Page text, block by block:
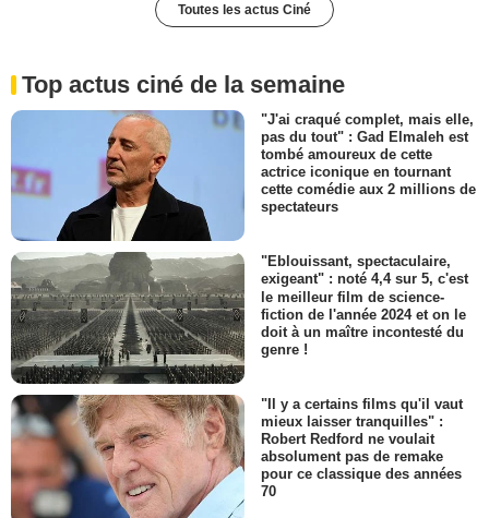
Toutes les actus Ciné
Top actus ciné de la semaine
"J'ai craqué complet, mais elle,
pas du tout" : Gad Elmaleh est
tombé amoureux de cette
actrice iconique en tournant
cette comédie aux 2 millions de
spectateurs
"Eblouissant, spectaculaire,
exigeant" : noté 4,4 sur 5, c'est
le meilleur film de science-
fiction de l'année 2024 et on le
doit à un maître incontesté du
genre !
"Il y a certains films qu'il vaut
mieux laisser tranquilles" :
Robert Redford ne voulait
absolument pas de remake
pour ce classique des années
70